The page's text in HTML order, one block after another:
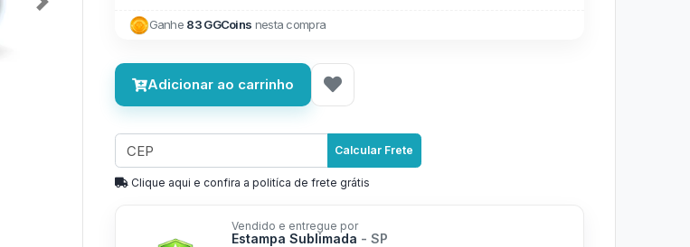
Next
Ganhe 83 GGCoins nesta compra
Adicionar ao carrinho
Calcular Frete
Clique aqui e confira a politíca de frete grátis
Vendido e entregue por
Estampa Sublimada - SP